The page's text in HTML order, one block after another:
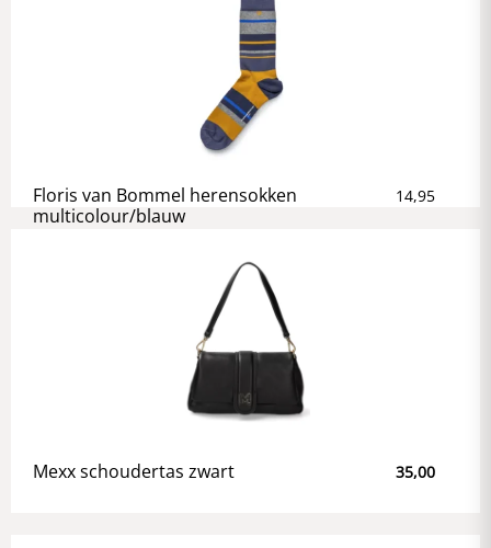
Floris van Bommel herensokken
multicolour/blauw
14,95
Mexx schoudertas zwart 35,00